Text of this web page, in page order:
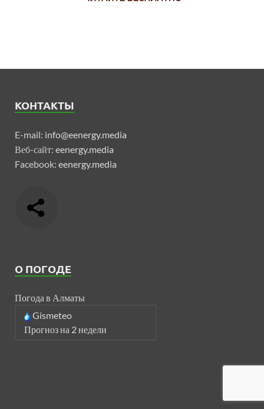
КОНТАКТЫ
E-mail: info@eenergy.media
Веб-сайт: eenergy.media
Facebook: eenergy.media
О ПОГОДЕ
Погода в Алматы
Gismeteo
Прогноз на 2 недели